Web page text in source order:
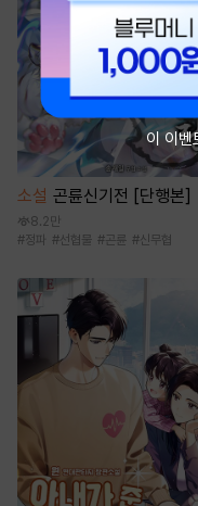
소설 곤륜신기전 [단행본]
8.2만
#정파 #선협물 #곤륜 #신무협
이 이벤